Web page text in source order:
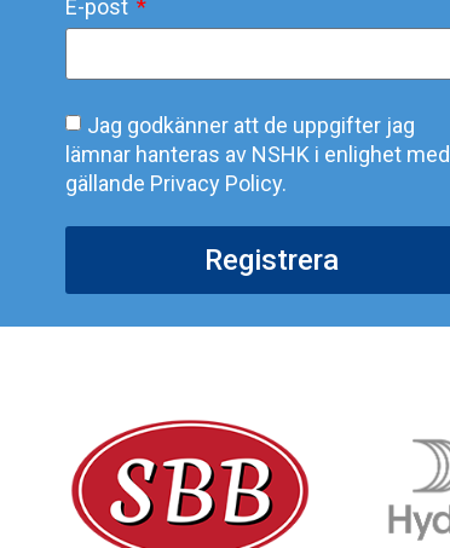
E-post
Jag godkänner att de uppgifter jag
lämnar hanteras av NSHK i enlighet med
gällande Privacy Policy.
Registrera